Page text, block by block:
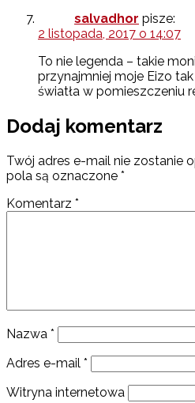
salvadhor pisze:
2 listopada, 2017 o 14:07
To nie legenda – takie
przynajmniej moje Eizo
światła w pomieszczeniu
Dodaj komentarz
Twój adres e-mail nie zostanie
pola są oznaczone *
Komentarz *
Nazwa *
Adres e-mail *
Witryna internetowa